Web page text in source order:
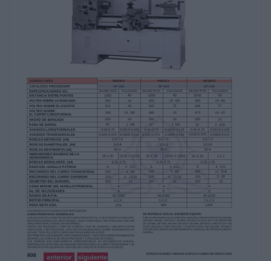
CODIGO LWSA
CATALOGO PROVEEDOR
SP-180
SP-200
60225-5
SP-250
MILIMETROS
PULGADAS
MILIMETROS